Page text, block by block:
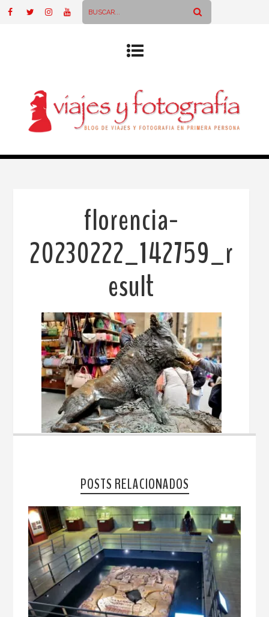
florencia-
20230222_142759_r
esult
POSTS RELACIONADOS